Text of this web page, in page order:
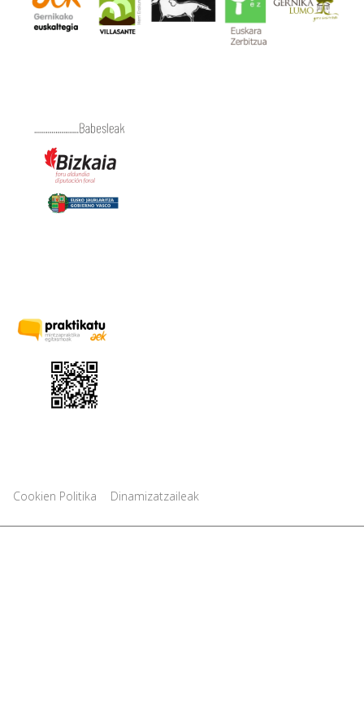
Cookien Politika Dinamizatzaileak